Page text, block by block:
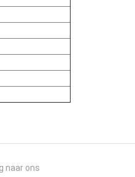
naar ons